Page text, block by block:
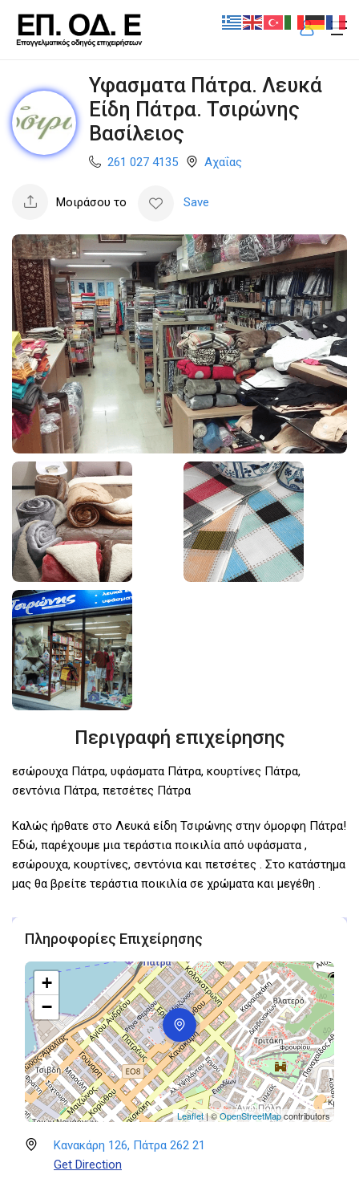
Υφασματα Πάτρα. Λευκά
Είδη Πάτρα. Τσιρώνης
Βασίλειος
261 027 4135 Αχαΐας
Μοιράσου το Save
Περιγραφή επιχείρησης
εσώρουχα Πάτρα, υφάσματα Πάτρα, κουρτίνες Πάτρα,
σεντόνια Πάτρα, πετσέτες Πάτρα
Καλώς ήρθατε στο Λευκά είδη Τσιρώνης στην όμορφη Πάτρα!
Εδώ, παρέχουμε μια τεράστια ποικιλία από υφάσματα ,
εσώρουχα, κουρτίνες, σεντόνια και πετσέτες . Στο κατάστημα
μας θα βρείτε τεράστια ποικιλία σε χρώματα και μεγέθη .
Πληροφορίες Επιχείρησης
+
−
Leaflet| ©OpenStreetMapcontributors
Κανακάρη 126, Πάτρα 262 21
Get Direction